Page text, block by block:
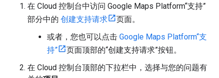
在 Cloud 控制台中访问 Google Maps Platform“支持”
部分中的 创建支持请求
页面。
或者，您也可以点击 Google Maps Platform“支
持”
页面顶部的“创建支持请求”按钮。
在 Cloud 控制台顶部的下拉栏中，选择与您的问题有